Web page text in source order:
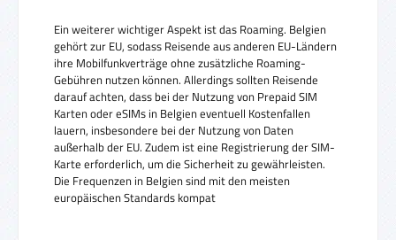
Ein weiterer wichtiger Aspekt ist das Roaming. Belgien
gehört zur EU, sodass Reisende aus anderen EU-Ländern
ihre Mobilfunkverträge ohne zusätzliche Roaming-
Gebühren nutzen können. Allerdings sollten Reisende
darauf achten, dass bei der Nutzung von Prepaid SIM
Karten oder eSIMs in Belgien eventuell Kostenfallen
lauern, insbesondere bei der Nutzung von Daten
außerhalb der EU. Zudem ist eine Registrierung der SIM-
Karte erforderlich, um die Sicherheit zu gewährleisten.
Die Frequenzen in Belgien sind mit den meisten
europäischen Standards kompat